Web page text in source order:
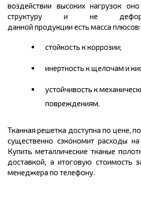
воздействии высоких нагрузок
структуру и не
данной продукции есть масса плюсов:
стойкость к коррозии;
инертность к щелочам и
устойчивость к
повреждениям.
Тканная решетка доступна по цене,
существенно сэкономит расходы на
Купить металлические тканые
доставкой, а итоговую стоимость
менеджера по телефону.